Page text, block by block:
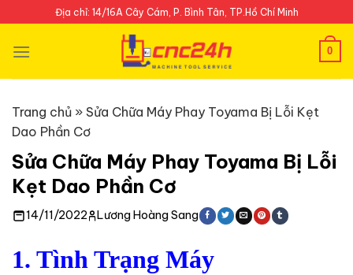
to
content
Địa chỉ: 14/16A Cây Cám, P. Bình Tân, TP.Hồ Chí Minh
0
Trang chủ » Sửa Chữa Máy Phay Toyama Bị Lỗi Kẹt
Dao Phần Cơ
Sửa Chữa Máy Phay Toyama Bị Lỗi
Kẹt Dao Phần Cơ
14/11/2022 Lương Hoàng Sang
1. Tình Trạng Máy